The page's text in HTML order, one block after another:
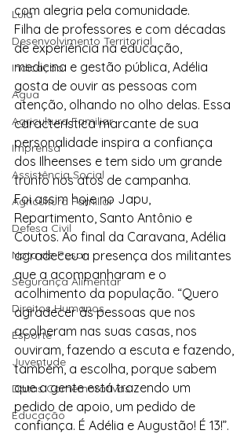
Lula
Desenvolvimento Territorial
Indicação
Água
Agricultura Familiar
Imprensa
Assistência Social
Agricultura Familiar
Defesa Civil
Nota de Pesar
Segurança Alimentar
Direitos Humanos
Esporte
Juventude
Datas Comemorativas
Educação
com alegria pela comunidade.
Filha de professores e com décadas
de experiência na educação,
medicina e gestão pública, Adélia
gosta de ouvir as pessoas com
atenção, olhando no olho delas. Essa
característica marcante de sua
personalidade inspira a confiança
dos Ilheenses e tem sido um grande
trunfo nos atos de campanha.
Foi assim hoje no Japu,
Repartimento, Santo Antônio e
Coutos. Ao final da Caravana, Adélia
agradeceu a presença dos militantes
que a acompanharam e o
acolhimento da população. “Quero
agradecer às pessoas que nos
acolheram nas suas casas, nos
ouviram, fazendo a escuta e fazendo,
também, a escolha, porque sabem
que a gente está trazendo um
pedido de apoio, um pedido de
confiança. É Adélia e Augustão! É 13!”.